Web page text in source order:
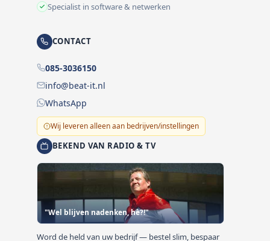
Specialist in software & netwerken
CONTACT
085-3036150
info@beat-it.nl
WhatsApp
Wij leveren alleen aan bedrijven/instellingen
BEKEND VAN RADIO & TV
"Wel blijven nadenken, hè?!"
Word de held van uw bedrijf — bestel slim, bespaar